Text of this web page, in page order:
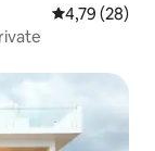
Prosječna
4,79 (28)